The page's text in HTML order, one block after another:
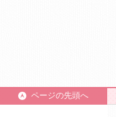
ページの先頭へ